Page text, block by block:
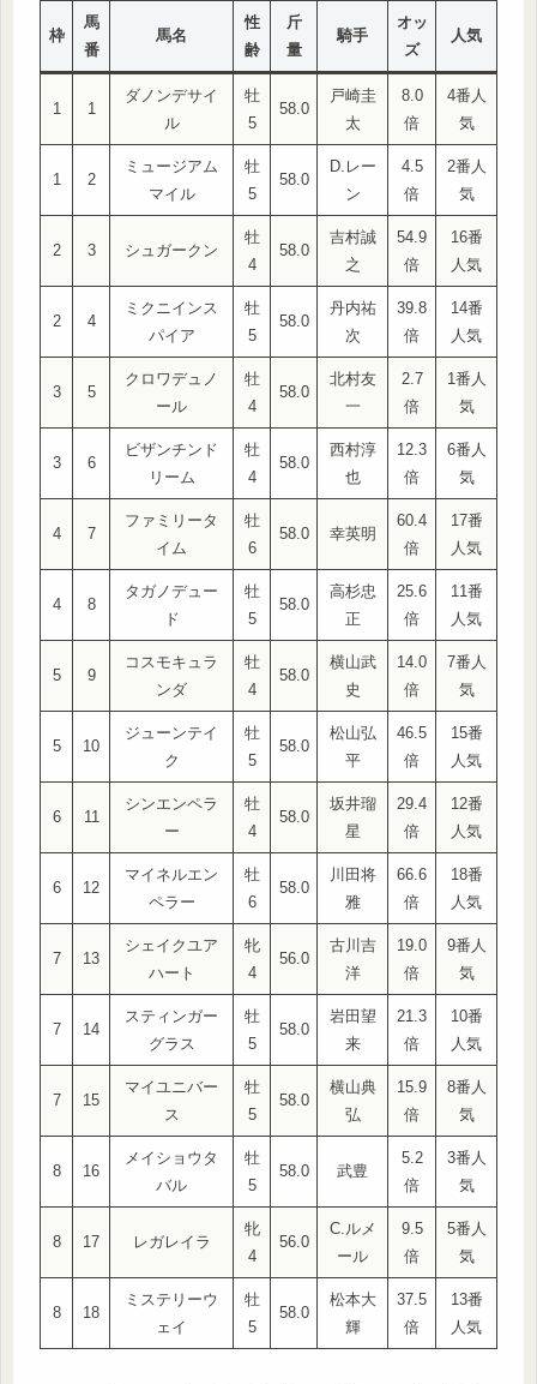
枠
馬
番
馬名
性
齢
斤
量
騎手
オッ
ズ
人気
1 1
ダノンデサイ
ル
牡
5
58.0
戸崎圭
太
8.0
倍
4番人
気
1 2
ミュージアム
マイル
牡
5
58.0
D.レー
ン
4.5
倍
2番人
気
2 3 シュガークン
牡
4
58.0
吉村誠
之
54.9
倍
16番
人気
2 4
ミクニインス
パイア
牡
5
58.0
丹内祐
次
39.8
倍
14番
人気
3 5
クロワデュノ
ール
牡
4
58.0
北村友
一
2.7
倍
1番人
気
3 6
ビザンチンド
リーム
牡
4
58.0
西村淳
也
12.3
倍
6番人
気
4 7
ファミリータ
イム
牡
6
58.0 幸英明
60.4
倍
17番
人気
4 8
タガノデュー
ド
牡
5
58.0
高杉忠
正
25.6
倍
11番
人気
5 9
コスモキュラ
ンダ
牡
4
58.0
横山武
史
14.0
倍
7番人
気
5 10
ジューンテイ
ク
牡
5
58.0
松山弘
平
46.5
倍
15番
人気
6 11
シンエンペラ
ー
牡
4
58.0
坂井瑠
星
29.4
倍
12番
人気
6 12
マイネルエン
ペラー
牡
6
58.0
川田将
雅
66.6
倍
18番
人気
7 13
シェイクユア
ハート
牝
4
56.0
古川吉
洋
19.0
倍
9番人
気
7 14
スティンガー
グラス
牡
5
58.0
岩田望
来
21.3
倍
10番
人気
7 15
マイユニバー
ス
牡
5
58.0
横山典
弘
15.9
倍
8番人
気
8 16
メイショウタ
バル
牡
5
58.0 武豊
5.2
倍
3番人
気
8 17 レガレイラ
牝
4
56.0
C.ルメ
ール
9.5
倍
5番人
気
8 18
ミステリーウ
ェイ
牡
5
58.0
松本大
輝
37.5
倍
13番
人気